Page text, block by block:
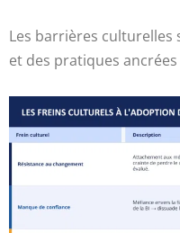
Les barrières
et des pratiques